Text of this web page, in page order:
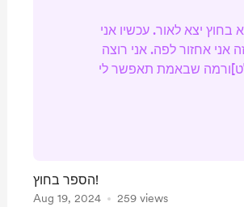
בחוץ יצא לאור. עכשיו אני
אני אחזור לפה. אני רוצה
שבאמת תאפשר לי
הספר בחוץ!
Aug 19, 2024 259 views